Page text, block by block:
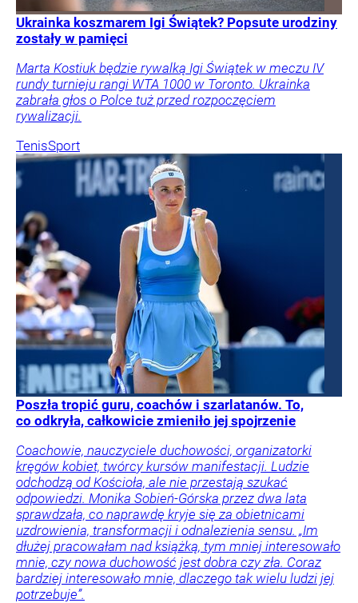
Ukrainka koszmarem Igi Świątek? Popsute urodziny
zostały w pamięci
Marta Kostiuk będzie rywalką Igi Świątek w meczu IV
rundy turnieju rangi WTA 1000 w Toronto. Ukrainka
zabrała głos o Polce tuż przed rozpoczęciem
rywalizacji.
TenisSport
Poszła tropić guru, coachów i szarlatanów. To,
co odkryła, całkowicie zmieniło jej spojrzenie
Coachowie, nauczyciele duchowości, organizatorki
kręgów kobiet, twórcy kursów manifestacji. Ludzie
odchodzą od Kościoła, ale nie przestają szukać
odpowiedzi. Monika Sobień-Górska przez dwa lata
sprawdzała, co naprawdę kryje się za obietnicami
uzdrowienia, transformacji i odnalezienia sensu. „Im
dłużej pracowałam nad książką, tym mniej interesowało
mnie, czy nowa duchowość jest dobra czy zła. Coraz
bardziej interesowało mnie, dlaczego tak wielu ludzi jej
potrzebuje”.